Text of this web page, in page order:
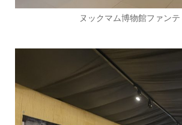
ヌックマム博物館ファン